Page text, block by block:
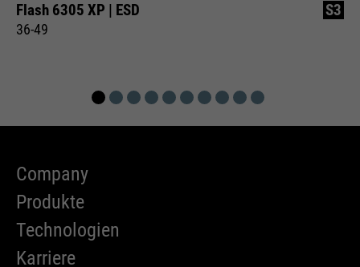
Flash 6305 XP | ESD
36-49
S3
Company
Produkte
Technologien
Karriere